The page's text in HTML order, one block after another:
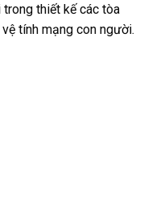
thiết kế các tòa
tính mạng con người.